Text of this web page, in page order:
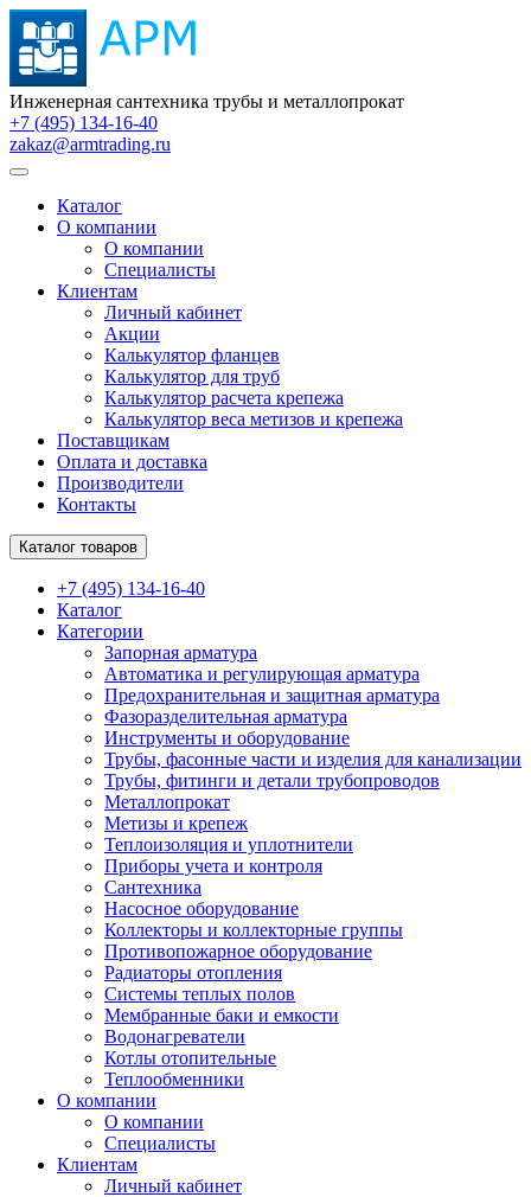
Инженерная сантехника трубы и металлопрокат
+7 (495) 134-16-40
zakaz@armtrading.ru
Каталог
О компании
О компании
Специалисты
Клиентам
Личный кабинет
Акции
Калькулятор фланцев
Калькулятор для труб
Калькулятор расчета крепежа
Калькулятор веса метизов и крепежа
Поставщикам
Оплата и доставка
Производители
Контакты
Каталог товаров
+7 (495) 134-16-40
Каталог
Категории
Запорная арматура
Автоматика и регулирующая арматура
Предохранительная и защитная арматура
Фазоразделительная арматура
Инструменты и оборудование
Трубы, фасонные части и изделия для канализации
Трубы, фитинги и детали трубопроводов
Металлопрокат
Метизы и крепеж
Теплоизоляция и уплотнители
Приборы учета и контроля
Сантехника
Насосное оборудование
Коллекторы и коллекторные группы
Противопожарное оборудование
Радиаторы отопления
Системы теплых полов
Мембранные баки и емкости
Водонагреватели
Котлы отопительные
Теплообменники
О компании
О компании
Специалисты
Клиентам
Личный кабинет